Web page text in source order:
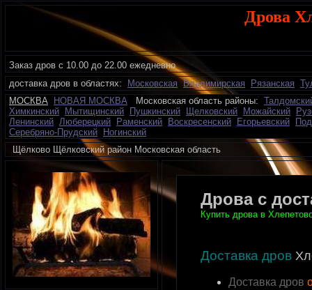
Дрова
Заказ дров с 10.00 до 22.00 ежедневно
доставка дров в областях:
Московская Владимирская Рязанская
МОСКВА
НОВАЯ МОСКВА Московская область районы:
Химкинский
Мытищинский Пушкинский Щелковский Можайский
Ленинский Люберецкий Раменский Воскресенский Егорьевский
Серебряно-Прудский
Ногинский
Щёлково Щёлковский район Московская область
Дрова с
Купить дрова в
Доставка дров
Доставка дров